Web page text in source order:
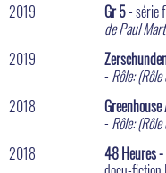
2019
Gr 5- série
de Paul
2019
- Rôle:
2018
- Rôle:
2018
48 Heures -